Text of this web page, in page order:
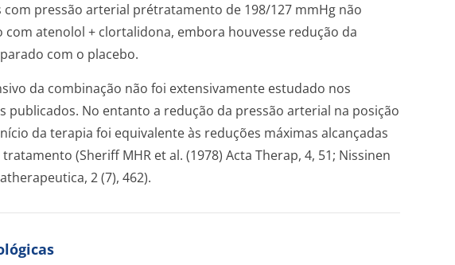
com pressão arterial prétratamento de 198/127 mmHg não
atenolol + clortalidona, embora houvesse redução da
com o placebo.
da combinação não foi extensivamente estudado nos
publicados. No entanto a redução da pressão arterial na posição
da terapia foi equivalente às reduções máximas alcançadas
(Sheriff MHR et al. (1978) Acta Therap, 4, 51; Nissinen
2 (7), 462).